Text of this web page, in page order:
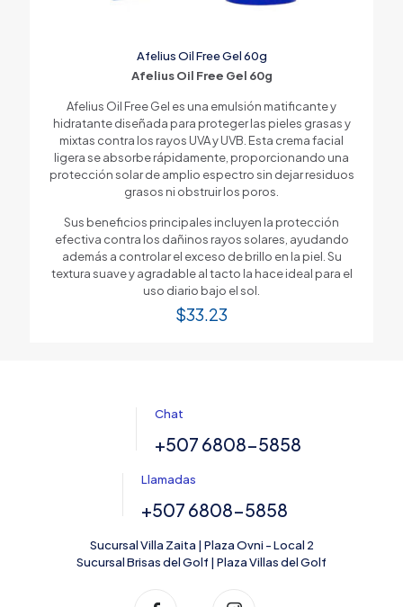
Afelius Oil Free Gel 60g
Afelius Oil Free Gel 60g
Afelius Oil Free Gel es una emulsión matificante y
hidratante diseñada para proteger las pieles grasas y
mixtas contra los rayos UVA y UVB. Esta crema facial
ligera se absorbe rápidamente, proporcionando una
protección solar de amplio espectro sin dejar residuos
grasos ni obstruir los poros.
Sus beneficios principales incluyen la protección
efectiva contra los dañinos rayos solares, ayudando
además a controlar el exceso de brillo en la piel. Su
textura suave y agradable al tacto la hace ideal para el
uso diario bajo el sol.
$33.23
Chat
+507 6808-5858
Llamadas
+507 6808-5858
Sucursal Villa Zaita | Plaza Ovni - Local 2
Sucursal Brisas del Golf | Plaza Villas del Golf